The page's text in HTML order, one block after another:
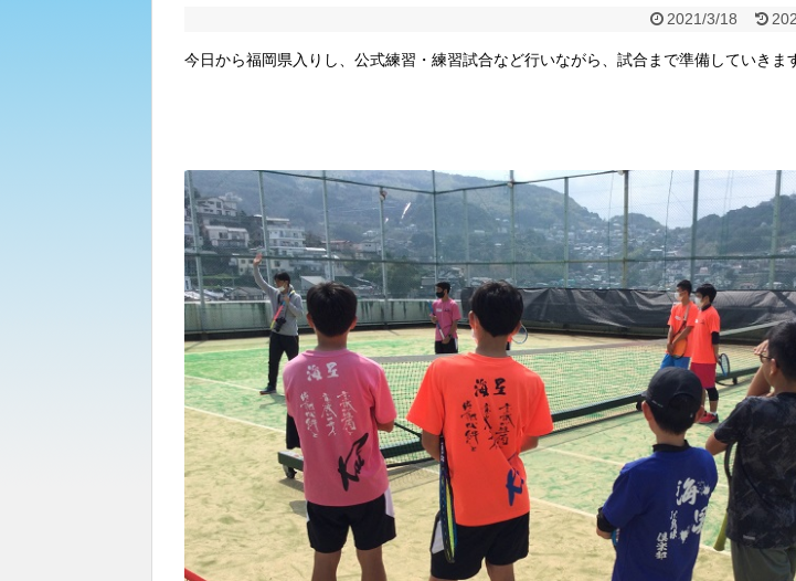
2021/3/18
今日から福岡県入りし、公式練習・練習試合など行いながら、試合まで準備していきま